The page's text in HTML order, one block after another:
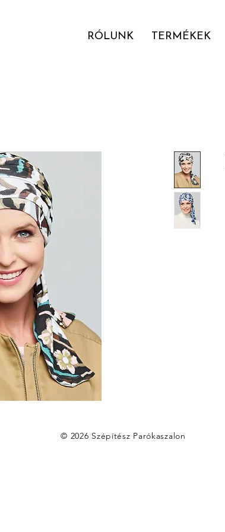
RÓLUNK TERMÉKEK
© 2026 Szépítész Parókaszalon